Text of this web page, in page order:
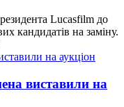
Lucasfilm до
кандидатів на заміну.
виставили на